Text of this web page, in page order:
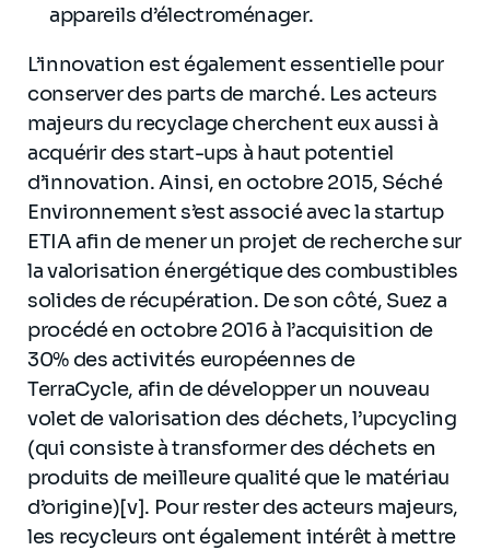
appareils d’électroménager.
L’innovation est également essentielle pour
conserver des parts de marché. Les acteurs
majeurs du recyclage cherchent eux aussi à
acquérir des start-ups à haut potentiel
d’innovation. Ainsi, en octobre 2015, Séché
Environnement s’est associé avec la startup
ETIA afin de mener un projet de recherche sur
la valorisation énergétique des combustibles
solides de récupération. De son côté, Suez a
procédé en octobre 2016 à l’acquisition de
30% des activités européennes de
TerraCycle, afin de développer un nouveau
volet de valorisation des déchets, l’upcycling
(qui consiste à transformer des déchets en
produits de meilleure qualité que le matériau
d’origine)[v]. Pour rester des acteurs majeurs,
les recycleurs ont également intérêt à mettre